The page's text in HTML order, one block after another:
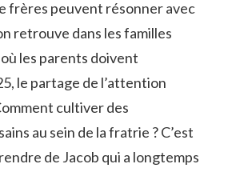
frères peuvent résonner avec
retrouve dans les familles
les parents doivent
le partage de l’attention
cultiver des
au sein de la fratrie ? C’est
de Jacob qui a longtemps